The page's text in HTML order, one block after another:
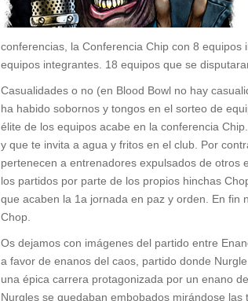
conferencias, la Conferencia Chip con 8
equipos integrantes. 18 equipos que se
Casualidades o no (en Blood Bowl no hay
ha habido sobornos y tongos en el sorteo de
élite de los equipos acabe en la conferencia
y que te invita a agua y fritos en el club. Por
pertenecen a entrenadores expulsados de otros
los partidos por parte de los propios hinchas
que acaben la 1a jornada en paz y orden. En
Chop.
Os dejamos con imágenes del partido entre
a favor de enanos del caos, partido donde
una épica carrera protagonizada por un enano
Nurgles se quedaban embobados mirándose